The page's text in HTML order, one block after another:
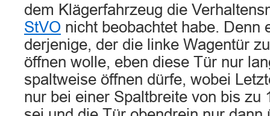
dem Klägerfahrzeug die
StVO nicht beobachtet habe. Denn
derjenige, der die linke Wagentür
öffnen wolle, eben diese Tür nur
spaltweise öffnen dürfe, wobei
nur bei einer Spaltbreite von bis zu